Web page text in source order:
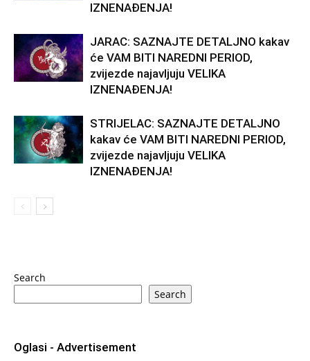
IZNENAĐENJA!
JARAC: SAZNAJTE DETALJNO kakav
će VAM BITI NAREDNI PERIOD,
zvijezde najavljuju VELIKA
IZNENAĐENJA!
STRIJELAC: SAZNAJTE DETALJNO
kakav će VAM BITI NAREDNI PERIOD,
zvijezde najavljuju VELIKA
IZNENAĐENJA!
Search
Search
Oglasi - Advertisement